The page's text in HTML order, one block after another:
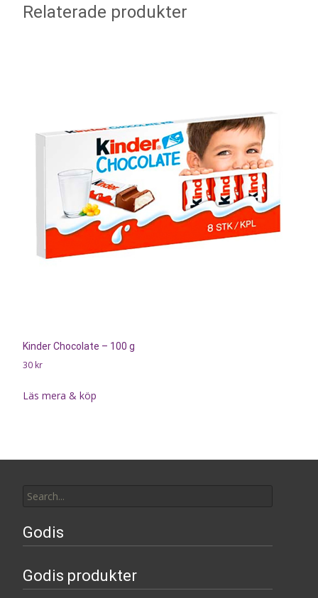
Relaterade produkter
Kinder Chocolate – 100 g
30 kr
Läs mera & köp
for:
Godis
Godis produkter